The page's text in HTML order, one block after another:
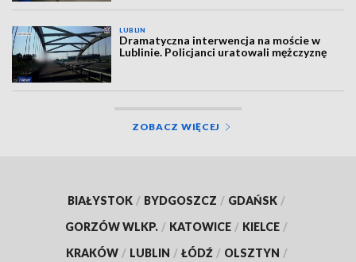
LUBLIN
Dramatyczna interwencja na moście w
Lublinie. Policjanci uratowali mężczyznę
ZOBACZ WIĘCEJ
BIAŁYSTOK / BYDGOSZCZ / GDAŃSK /
GORZÓW WLKP. / KATOWICE / KIELCE /
KRAKÓW / LUBLIN / ŁÓDŹ / OLSZTYN /